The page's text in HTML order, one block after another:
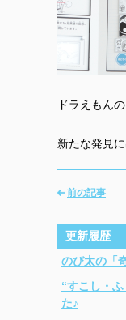
ドラえもん
新たな発見
前の記事
更新履歴
のび太の「
“すこし・
た♪